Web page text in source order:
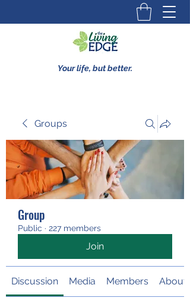
Your life, but better.
Groups
Group
Public · 227 members
Join
Discussion Media Members About